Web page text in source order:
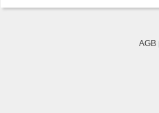
AGB|